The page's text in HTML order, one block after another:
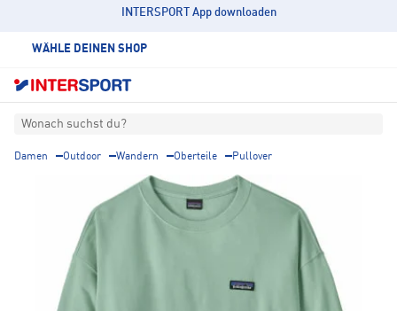
INTERSPORT App downloaden
WÄHLE DEINEN SHOP
Wonach suchst du?
Damen Outdoor Wandern Oberteile Pullover